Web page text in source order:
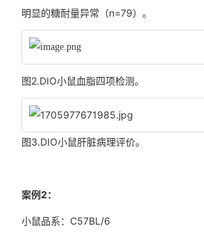
明显的糖耐量异常（n=79）。
图2.DIO小鼠血脂四项检测。
图3.DIO小鼠肝脏病理评价。
案例2：
小鼠品系：C57BL/6